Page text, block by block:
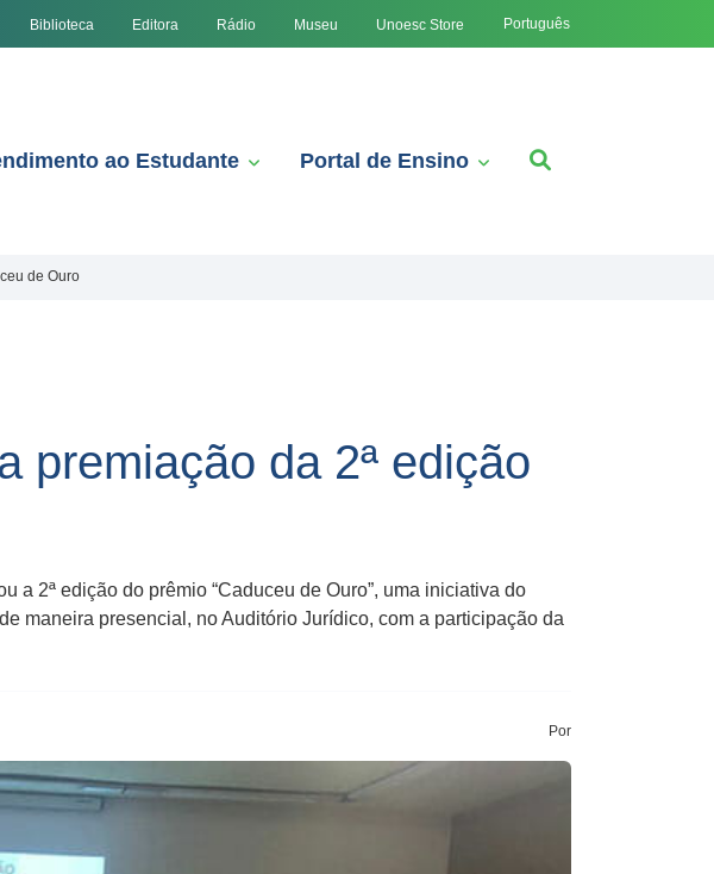
Biblioteca Editora Rádio Museu Unoesc Store Português
ao Estudante Portal de Ensino
de Ouro
premiação da 2ª edição
a 2ª edição do prêmio “Caduceu de Ouro”, uma iniciativa do
maneira presencial, no Auditório Jurídico, com a participação da
Por